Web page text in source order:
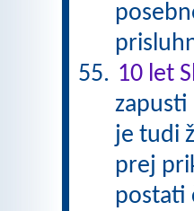
10 let
zapusti
je tudi
prej
postati